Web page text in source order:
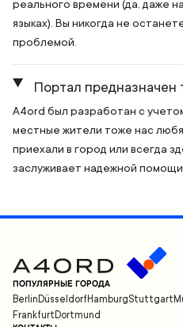
реального времени (да, даже
языках). Вы никогда не
проблемой.
Портал предназначен
A4ord был разработан с
местные жители тоже нас
приехали в город или всегда
заслуживает надежной помощи.
ПОПУЛЯРНЫЕ ГОРОДА
Berlin Düsseldorf HamburgStuttgart
Frankfurt Dortmund